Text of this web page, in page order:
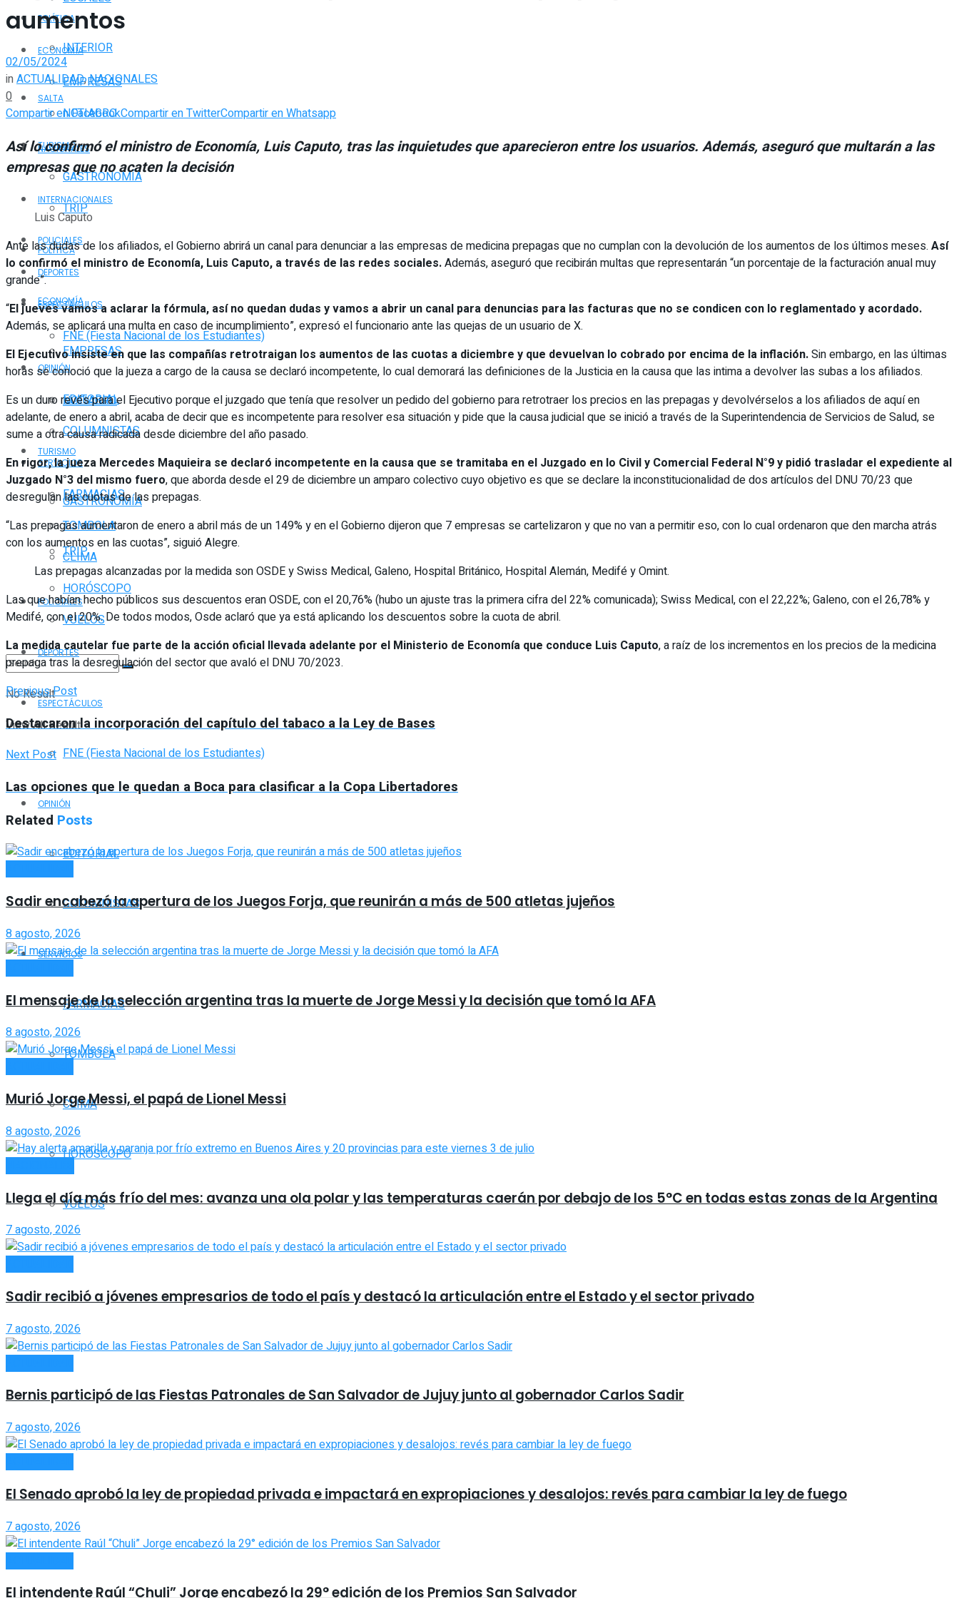
POLÍTICA
ECONOMÍA
EMPRESAS
NOTIAGRO
TURISMO
GASTRONOMÍA
TRIP
POLICIALES
DEPORTES
ESPECTÁCULOS
FNE (Fiesta Nacional de los Estudiantes)
OPINIÓN
EDITORIAL
COLUMNISTAS
SERVICIOS
FARMACIAS
TOMBOLA
CLIMA
HORÓSCOPO
VUELOS
No Result
View All Result
INTERIOR
SALTA
NACIONALES
INTERNACIONALES
POLÍTICA
ECONOMÍA
EMPRESAS
NOTIAGRO
TURISMO
GASTRONOMÍA
TRIP
POLICIALES
DEPORTES
ESPECTÁCULOS
FNE (Fiesta Nacional de los Estudiantes)
OPINIÓN
EDITORIAL
COLUMNISTAS
SERVICIOS
FARMACIAS
TOMBOLA
CLIMA
HORÓSCOPO
VUELOS
aumentos
02/05/2024
inACTUALIDAD,NACIONALES
0
Compartir en FacebookCompartir en TwitterCompartir en Whatsapp
Así lo confirmó el ministro de Economía, Luis Caputo, tras las inquietudes que aparecieron entre los usuarios. Además, aseguró que multarán a las
empresas que no acaten la decisión
Luis Caputo
Ante las dudas de los afiliados, el Gobierno abrirá un canal para denunciar a las empresas de medicina prepagas que no cumplan con la devolución de los aumentos de los últimos meses. Así
lo confirmó el ministro de Economía, Luis Caputo, a través de las redes sociales.Además, aseguró que recibirán multas que representarán “un porcentaje de la facturación anual muy
grande”.
“El jueves vamos a aclarar la fórmula, así no quedan dudas y vamos a abrir un canal para denuncias para las facturas que no se condicen con lo reglamentado y acordado.
Además, se aplicará una multa en caso de incumplimiento”, expresó el funcionario ante las quejas de un usuario de X.
El Ejecutivo insiste en que las compañías retrotraigan los aumentos de las cuotas a diciembre y que devuelvan lo cobrado por encima de la inflación.Sin embargo, en las últimas
horas se conoció que la jueza a cargo de la causa se declaró incompetente, lo cual demorará las definiciones de la Justicia en la causa que las intima a devolver las subas a los afiliados.
Es un duro revés para el Ejecutivo porque el juzgado que tenía que resolver un pedido del gobierno para retrotraer los precios en las prepagas y devolvérselos a los afiliados de aquí en
adelante, de enero a abril, acaba de decir que es incompetente para resolver esa situación y pide que la causa judicial que se inició a través de la Superintendencia de Servicios de Salud, se
sume a otra causa radicada desde diciembre del año pasado.
En rigor, la jueza Mercedes Maquieira se declaró incompetente en la causa que se tramitaba en el Juzgado en lo Civil y Comercial Federal N°9 y pidió trasladar el expediente al
Juzgado N°3 del mismo fuero, que aborda desde el 29 de diciembre un amparo colectivo cuyo objetivo es que se declare la inconstitucionalidad de dos artículos del DNU 70/23 que
desregulan las cuotas de las prepagas.
“Las prepagas aumentaron de enero a abril más de un 149% y en el Gobierno dijeron que 7 empresas se cartelizaron y que no van a permitir eso, con lo cual ordenaron que den marcha atrás
con los aumentos en las cuotas”, siguió Alegre.
Las prepagas alcanzadas por la medida son OSDE y Swiss Medical, Galeno, Hospital Británico, Hospital Alemán, Medifé y Omint.
Las que habían hecho públicos sus descuentos eran OSDE, con el 20,76% (hubo un ajuste tras la primera cifra del 22% comunicada); Swiss Medical, con el 22,22%; Galeno, con el 26,78% y
Medifé, con el 20%. De todos modos, Osde aclaró que ya está aplicando los descuentos sobre la cuota de abril.
La medida cautelar fue parte de la acción oficial llevada adelante por el Ministerio de Economía que conduce Luis Caputo, a raíz de los incrementos en los precios de la medicina
prepaga tras la desregulación del sector que avaló el DNU 70/2023.
Previous Post
Destacaron la incorporación del capítulo del tabaco a la Ley de Bases
Next Post
Las opciones que le quedan a Boca para clasificar a la Copa Libertadores
Related Posts
Sadir encabezó la apertura de los Juegos Forja, que reunirán a más de 500 atletas jujeños
8 agosto, 2026
El mensaje de la selección argentina tras la muerte de Jorge Messi y la decisión que tomó la AFA
8 agosto, 2026
Murió Jorge Messi, el papá de Lionel Messi
8 agosto, 2026
Llega el día más frío del mes: avanza una ola polar y las temperaturas caerán por debajo de los 5°C en todas estas zonas de la Argentina
7 agosto, 2026
Sadir recibió a jóvenes empresarios de todo el país y destacó la articulación entre el Estado y el sector privado
7 agosto, 2026
Bernis participó de las Fiestas Patronales de San Salvador de Jujuy junto al gobernador Carlos Sadir
7 agosto, 2026
El Senado aprobó la ley de propiedad privada e impactará en expropiaciones y desalojos: revés para cambiar la ley de fuego
7 agosto, 2026
El intendente Raúl “Chuli” Jorge encabezó la 29° edición de los Premios San Salvador